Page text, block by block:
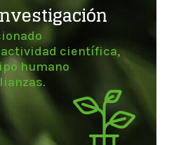
científica,
humano